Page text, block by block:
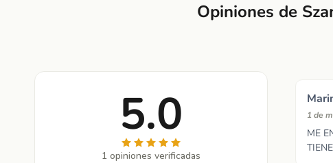
Opiniones de
5.0
1 opiniones verificadas
1 de
ME